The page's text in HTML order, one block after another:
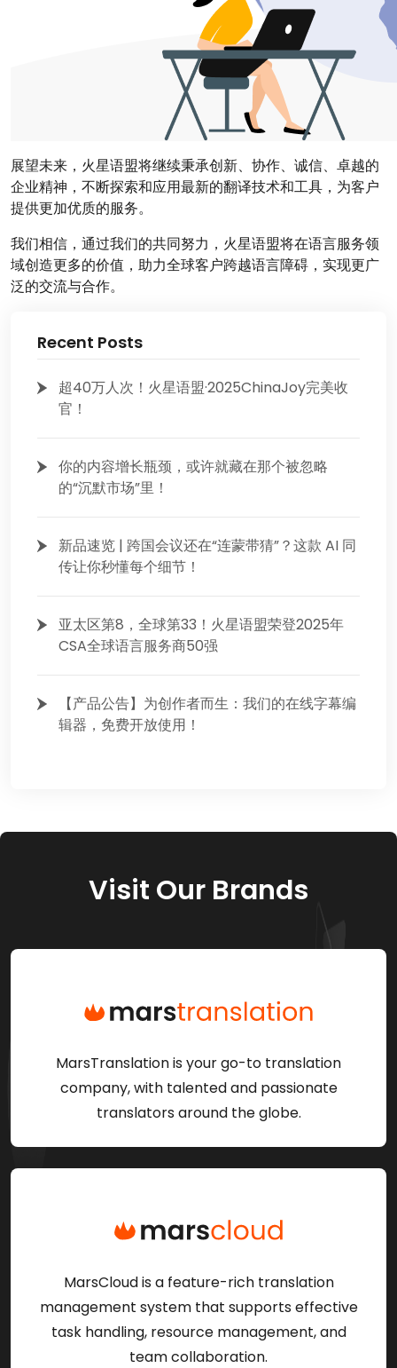
展望未来，火星语盟将继续秉承创新、协作、诚信、卓越的
企业精神，不断探索和应用最新的翻译技术和工具，为客户
提供更加优质的服务。
我们相信，通过我们的共同努力，火星语盟将在语言服务领
域创造更多的价值，助力全球客户跨越语言障碍，实现更广
泛的交流与合作。
Recent Posts
超40万人次！火星语盟·2025ChinaJoy完美收
官！
你的内容增长瓶颈，或许就藏在那个被忽略
的“沉默市场”里！
新品速览 | 跨国会议还在“连蒙带猜”？这款 AI 同
传让你秒懂每个细节！
亚太区第8，全球第33！火星语盟荣登2025年
CSA全球语言服务商50强
【产品公告】为创作者而生：我们的在线字幕编
辑器，免费开放使用！
Visit Our Brands
MarsTranslation is your go-to translation
company, with talented and passionate
translators around the globe.
MarsCloud is a feature-rich translation
management system that supports effective
task handling, resource management, and
team collaboration.